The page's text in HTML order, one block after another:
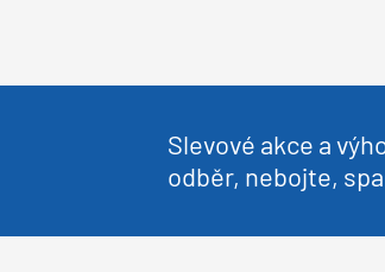
Slevové akce a
odběr, nebojte,